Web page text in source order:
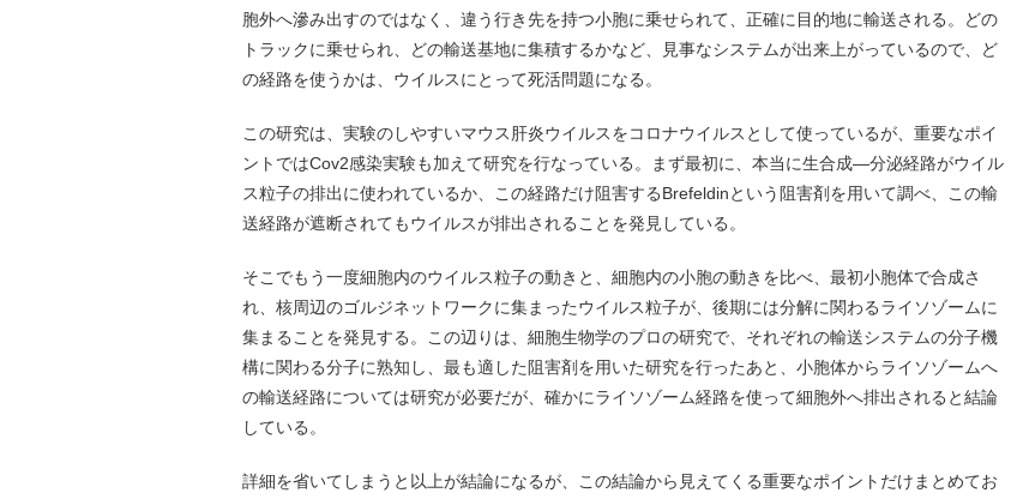
胞外へ滲み出すのではなく、違う行き先を持つ小胞に乗せられて、正確に目的地に輸送される。どの
トラックに乗せられ、どの輸送基地に集積するかなど、見事なシステムが出来上がっているので、ど
の経路を使うかは、ウイルスにとって死活問題になる。
この研究は、実験のしやすいマウス肝炎ウイルスをコロナウイルスとして使っているが、重要なポイ
ントではCov2感染実験も加えて研究を行なっている。まず最初に、本当に生合成―分泌経路がウイル
ス粒子の排出に使われているか、この経路だけ阻害するBrefeldinという阻害剤を用いて調べ、この輸
送経路が遮断されてもウイルスが排出されることを発見している。
そこでもう一度細胞内のウイルス粒子の動きと、細胞内の小胞の動きを比べ、最初小胞体で合成さ
れ、核周辺のゴルジネットワークに集まったウイルス粒子が、後期には分解に関わるライソゾームに
集まることを発見する。この辺りは、細胞生物学のプロの研究で、それぞれの輸送システムの分子機
構に関わる分子に熟知し、最も適した阻害剤を用いた研究を行ったあと、小胞体からライソゾームへ
の輸送経路については研究が必要だが、確かにライソゾーム経路を使って細胞外へ排出されると結論
している。
詳細を省いてしまうと以上が結論になるが、この結論から見えてくる重要なポイントだけまとめてお